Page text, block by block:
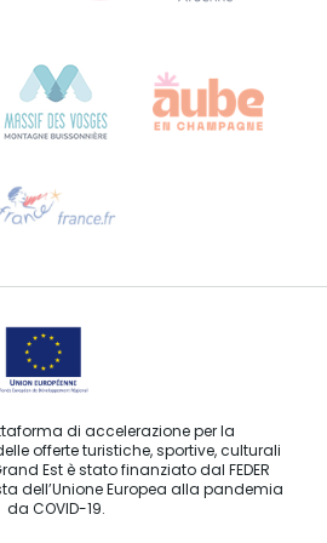
per e-mail
di accelerazione per la
offerte turistiche, sportive, culturali
Est è stato finanziato dal FEDER
dell’Unione Europea alla pandemia
da COVID-19.